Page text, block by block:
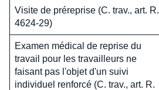
Visite de préreprise (C. trav., art. R.
4624-29)
Examen médical de reprise du
travail pour les travailleurs ne
faisant pas l'objet d'un suivi
individuel renforcé (C. trav., art. R.